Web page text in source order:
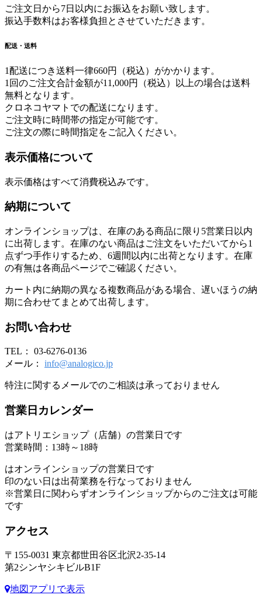
ご注文日から7日以内にお振込をお願い致します。
振込手数料はお客様負担とさせていただきます。
配送・送料
1配送につき送料一律660円（税込）がかかります。
1回のご注文合計金額が11,000円（税込）以上の場合は送料
無料となります。
クロネコヤマトでの配送になります。
ご注文時に時間帯の指定が可能です。
ご注文の際に時間指定をご記入ください。
表示価格について
表示価格はすべて消費税込みです。
納期について
オンラインショップは、在庫のある商品に限り5営業日以内
に出荷します。在庫のない商品はご注文をいただいてから1
点ずつ手作りするため、6週間以内に出荷となります。在庫
の有無は各商品ページでご確認ください。
カート内に納期の異なる複数商品がある場合、遅いほうの納
期に合わせてまとめて出荷します。
お問い合わせ
TEL： 03-6276-0136
メール： info@analogico.jp
特注に関するメールでのご相談は承っておりません
営業日カレンダー
はアトリエショップ（店舗）の営業日です
営業時間：13時～18時
はオンラインショップの営業日です
印のない日は出荷業務を行なっておりません
※営業日に関わらずオンラインショップからのご注文は可能
です
アクセス
〒155-0031 東京都世田谷区北沢2-35-14
第2シンヤシキビルB1F
地図アプリで表示